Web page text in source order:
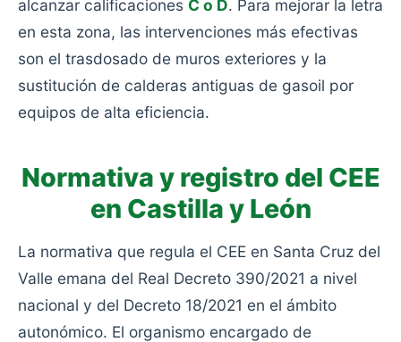
alcanzar calificaciones C o D. Para mejorar la letra
en esta zona, las intervenciones más efectivas
son el trasdosado de muros exteriores y la
sustitución de calderas antiguas de gasoil por
equipos de alta eficiencia.
Normativa y registro del CEE
en Castilla y León
La normativa que regula el CEE en Santa Cruz del
Valle emana del Real Decreto 390/2021 a nivel
nacional y del Decreto 18/2021 en el ámbito
autonómico. El organismo encargado de